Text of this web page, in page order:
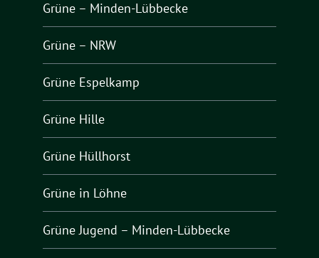
Grüne – Minden-Lübbecke
Grüne – NRW
Grüne Espelkamp
Grüne Hille
Grüne Hüllhorst
Grüne in Löhne
Grüne Jugend – Minden-Lübbecke